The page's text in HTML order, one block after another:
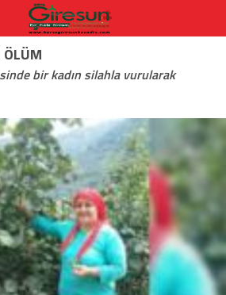
ÖLÜM
bir kadın silahla vurularak